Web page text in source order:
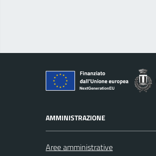
AMMINISTRAZIONE
Aree amministrative